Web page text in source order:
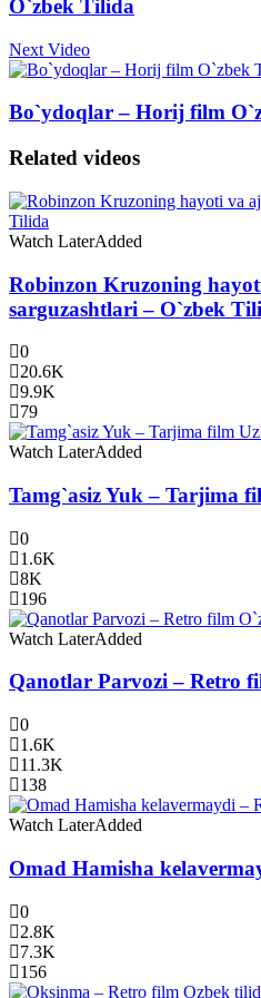
O`zbek Tilida
Next Video
Bo`ydoqlar – Horij film
Related videos
Watch LaterAdded
Robinzon Kruzoning
sarguzashtlari – O`zbek
0
20.6K
9.9K
79
Watch LaterAdded
Tamg`asiz Yuk – Tarjima
0
1.6K
8K
196
Watch LaterAdded
Qanotlar Parvozi – Retro
0
1.6K
11.3K
138
Watch LaterAdded
Omad Hamisha
0
2.8K
7.3K
156